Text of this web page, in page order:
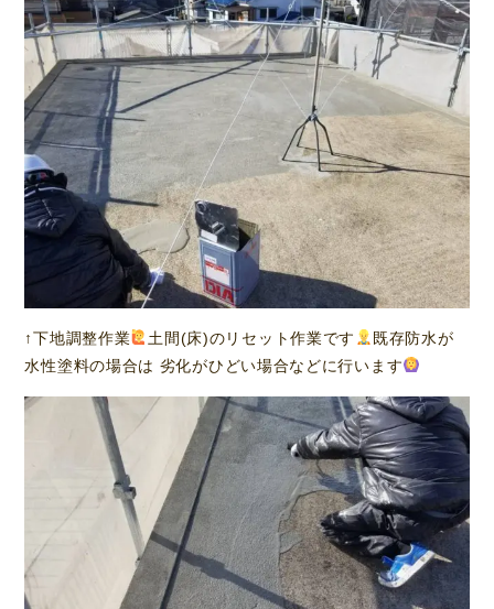
↑下地調整作業 土間(床)のリセット作業です
既存防水が
水性塗料の場合は 劣化がひどい場合などに行います